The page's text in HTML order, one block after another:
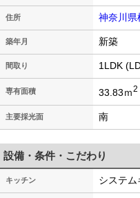
住所 神奈川県
築年月 新築
間取り 1LDK
専有面積 33.83ｍ2
主要採光面 南
設備・条件・こだわり
キッチン システ